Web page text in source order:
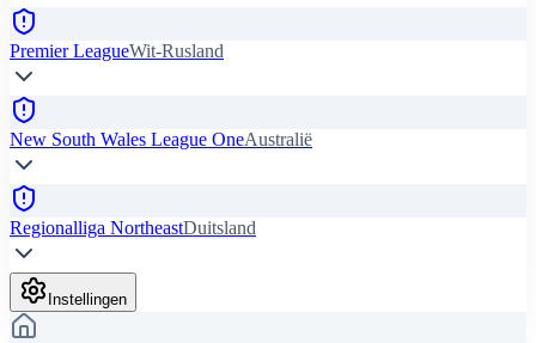
Premier LeagueWit-Rusland
New South Wales League OneAustralië
Regionalliga NortheastDuitsland
Instellingen